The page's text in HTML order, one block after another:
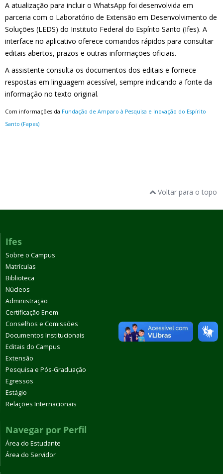
A atualização para incluir o WhatsApp foi desenvolvida em
parceria com o Laboratório de Extensão em Desenvolvimento de
Soluções (LEDS) do Instituto Federal do Espírito Santo (Ifes). A
interface no aplicativo oferece comandos rápidos para consultar
editais abertos, prazos e outras informações oficiais.
A assistente consulta os documentos dos editais e fornece
respostas em linguagem acessível, sempre indicando a fonte da
informação no texto original.
Com informações da Fundação de Amparo à Pesquisa e Inovação do Espírito
Santo (Fapes)
Voltar para o topo
Ifes
Sobre o Campus
Matrículas
Biblioteca
Núcleos
Administração
Certificação Enem
Conselhos e Comissões
Documentos Institucionais
Editais do Campus
Extensão
Pesquisa e Pós-Graduação
Egressos
Estágio
Relações Internacionais
Navegar por Perfil
Área do Estudante
Área do Servidor